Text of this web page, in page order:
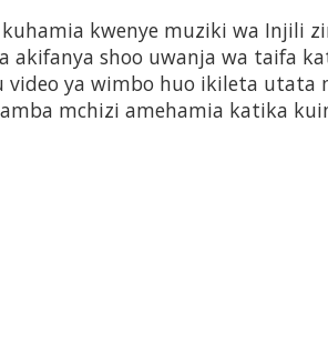
kuhamia kwenye muziki wa Injili
akifanya shoo uwanja wa taifa
video ya wimbo huo ikileta utata
mchizi amehamia katika